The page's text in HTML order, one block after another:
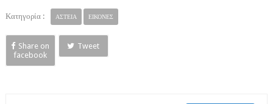
Κατηγορία : ΑΣΤΕΙΑ ΕΙΚΟΝΕΣ
Share on
facebook
Tweet